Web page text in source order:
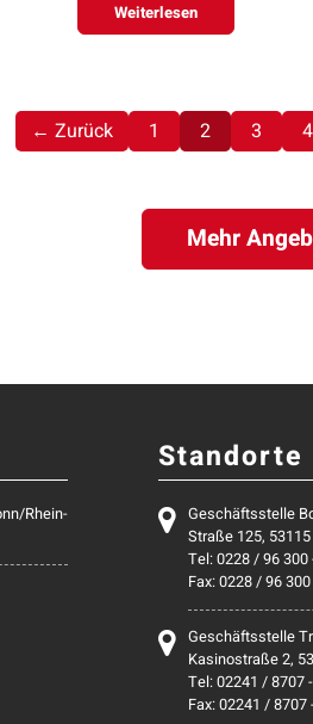
Weiterlesen
← Zurück 1 2(aktuell)
3 4
Mehr
Rhein-
Standorte
Geschäftsstelle
Straße 125,
Tel: 0228 / 96 300
Fax: 0228 / 96
Geschäftsstelle
Kasinostraße 2,
Tel: 02241 / 8707
Fax: 02241 / 8707